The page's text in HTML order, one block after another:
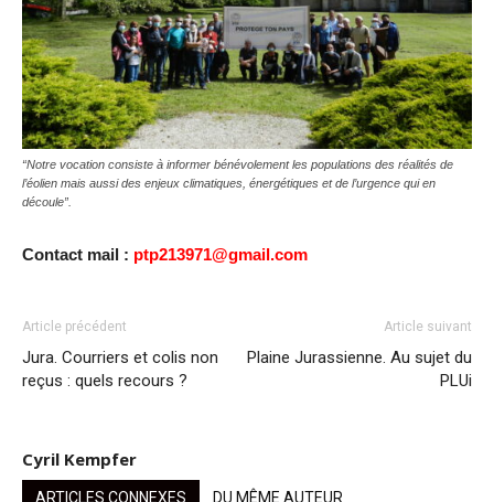
“Notre vocation consiste à informer bénévolement les populations des réalités de
l’éolien mais aussi des enjeux climatiques, énergétiques et de l’urgence qui en
découle”.
Contact mail : ptp213971@gmail.com
Article précédent
Jura. Courriers et colis non
reçus : quels recours ?
Article suivant
Plaine Jurassienne. Au sujet du
PLUi
Cyril Kempfer
ARTICLES CONNEXES DU MÊME AUTEUR